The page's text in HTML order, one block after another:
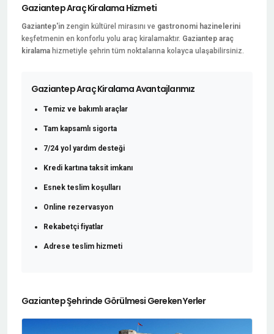
Gaziantep Araç Kiralama Hizmeti
Gaziantep'in zengin kültürel mirasını ve gastronomi hazinelerini
keşfetmenin en konforlu yolu araç kiralamaktır. Gaziantep araç
kiralama hizmetiyle şehrin tüm noktalarına kolayca ulaşabilirsiniz.
Gaziantep Araç Kiralama Avantajlarımız
Temiz ve bakımlı araçlar
Tam kapsamlı sigorta
7/24 yol yardım desteği
Kredi kartına taksit imkanı
Esnek teslim koşulları
Online rezervasyon
Rekabetçi fiyatlar
Adrese teslim hizmeti
Gaziantep Şehrinde Görülmesi Gereken Yerler